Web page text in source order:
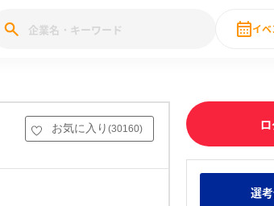
ーン
みんなの新卒就職人気企業ランキング
DX企業特集 28卒 IT・DX現場社員インタビュー
イ
お気に入り (30160)
選